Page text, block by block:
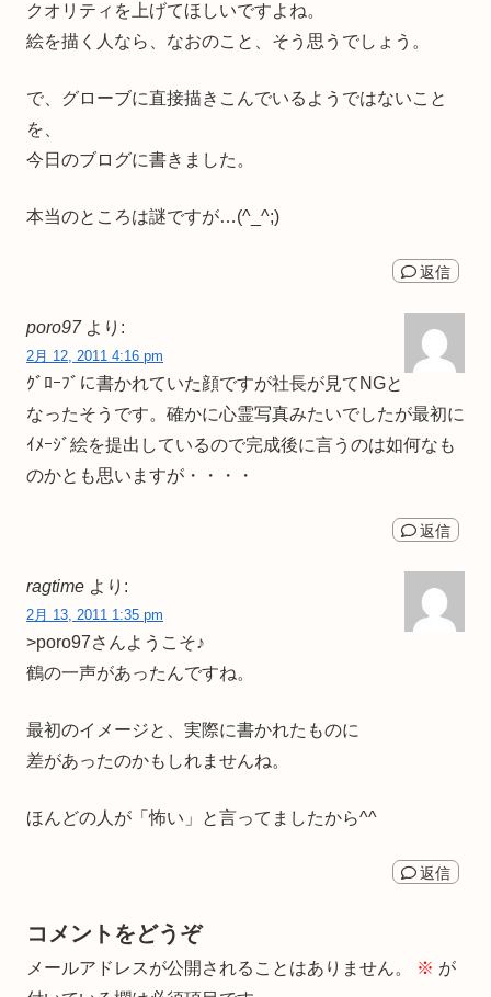
クオリティを上げてほしいですよね。
絵を描く人なら、なおのこと、そう思うでしょう。
で、グローブに直接描きこんでいるようではないこと
を、
今日のブログに書きました。
本当のところは謎ですが…(^_^;)
返信
poro97 より:
2月 12, 2011 4:16 pm
ｸﾞﾛｰﾌﾞに書かれていた顔ですが社長が見てNGと
なったそうです。確かに心霊写真みたいでしたが最初に
ｲﾒｰｼﾞ絵を提出しているので完成後に言うのは如何なも
のかとも思いますが・・・・
返信
ragtime より:
2月 13, 2011 1:35 pm
>poro97さんようこそ♪
鶴の一声があったんですね。
最初のイメージと、実際に書かれたものに
差があったのかもしれませんね。
ほんどの人が「怖い」と言ってましたから^^
返信
コメントをどうぞ
メールアドレスが公開されることはありません。 ※ が